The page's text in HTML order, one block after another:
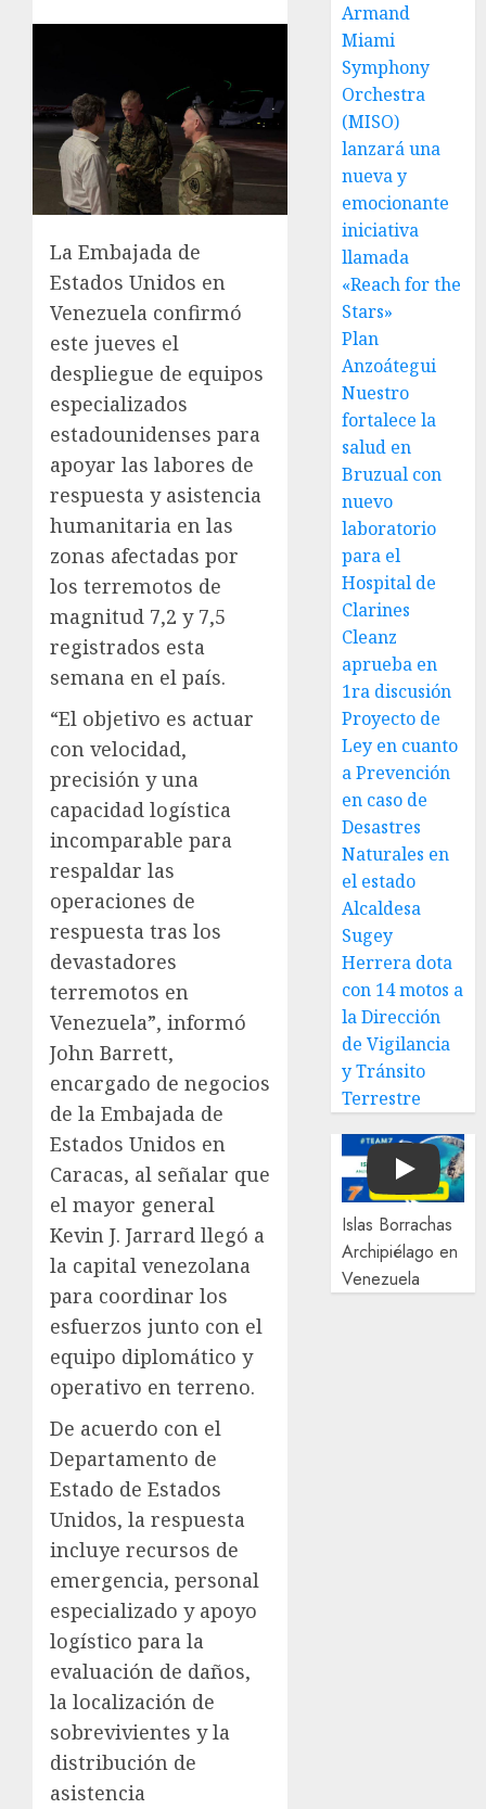
La Embajada de
Estados Unidos en
Venezuela confirmó
este jueves el
despliegue de equipos
especializados
estadounidenses para
apoyar las labores de
respuesta y asistencia
humanitaria en las
zonas afectadas por
los terremotos de
magnitud 7,2 y 7,5
registrados esta
semana en el país.
“El objetivo es actuar
con velocidad,
precisión y una
capacidad logística
incomparable para
respaldar las
operaciones de
respuesta tras los
devastadores
terremotos en
Venezuela”, informó
John Barrett,
encargado de negocios
de la Embajada de
Estados Unidos en
Caracas, al señalar que
el mayor general
Kevin J. Jarrard llegó a
la capital venezolana
para coordinar los
esfuerzos junto con el
equipo diplomático y
operativo en terreno.
De acuerdo con el
Departamento de
Estado de Estados
Unidos, la respuesta
incluye recursos de
emergencia, personal
especializado y apoyo
logístico para la
evaluación de daños,
la localización de
sobrevivientes y la
distribución de
asistencia
Armand
Miami
Symphony
Orchestra
(MISO)
lanzará una
nueva y
emocionante
iniciativa
llamada
«Reach for the
Stars»
Plan
Anzoátegui
Nuestro
fortalece la
salud en
Bruzual con
nuevo
laboratorio
para el
Hospital de
Clarines
Cleanz
aprueba en
1ra discusión
Proyecto de
Ley en cuanto
a Prevención
en caso de
Desastres
Naturales en
el estado
Alcaldesa
Sugey
Herrera dota
con 14 motos a
la Dirección
de Vigilancia
y Tránsito
Terrestre
Play
Islas Borrachas
Archipiélago en
Venezuela